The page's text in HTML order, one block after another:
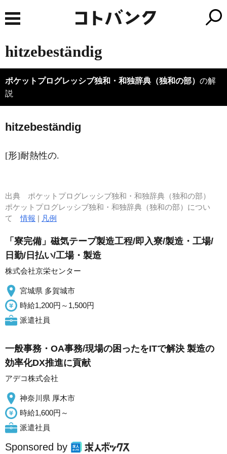
hitzebeständig
ポケットプログレッシブ独和・和独辞典（独和の部） の解
説
hitzebeständig
[形]耐熱性の.
出典 ポケットプログレッシブ独和・和独辞典（独和の部）
ポケットプログレッシブ独和・和独辞典（独和の部）につい
て情報 | 凡例
「寮完備」磁気テープ製造工程/即入寮/製造・工場/
日勤/日払い/工場・製造
株式会社京栄センター
宮城県 多賀城市
時給1,200円～1,500円
派遣社員
一般事務・OA事務/現場の困ったをITで解決 製造の
効率化DX推進に貢献
アデコ株式会社
神奈川県 厚木市
時給1,600円～
派遣社員
Sponsored by